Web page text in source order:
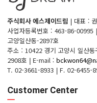
주식회사 에스제이드림 | 대표 :
사업자등록번호 : 463-86-00995 |
고양일산동-2897호
주소 : 10422 경기 고양시 일산
2908호 | E-mail :
T. 02-3661-8933 | F. 02-6455-
Customer Center